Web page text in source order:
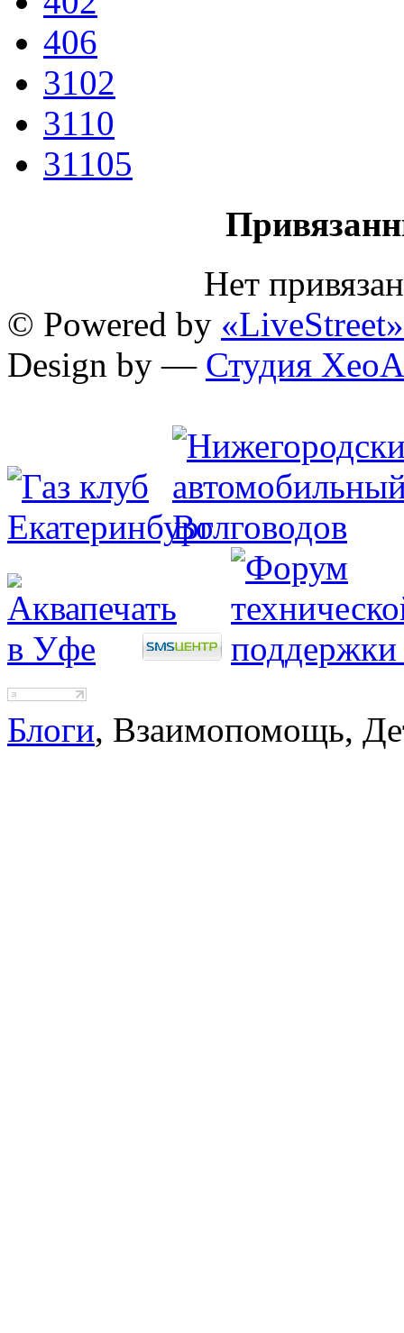
406
3102
3110
31105
Нет
© Powered by «LiveStreet»
Design by — Студия
Блоги, Взаимопомощь,